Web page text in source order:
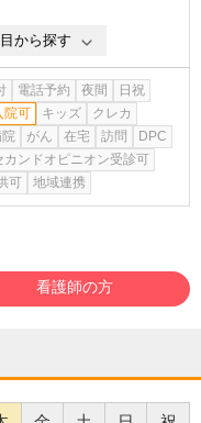
から探す
電話予約 夜間
日祝
院可 キッズ
クレカ
院 がん 在宅 訪問
DPC
カンドオピニオン受診可
可
地域連携
看護師の方